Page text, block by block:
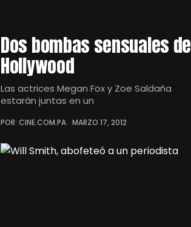
Dos bombas sensuales de
Hollywood
Las actrices Megan Fox y Zoe Saldaña
estarán juntas en un
POR: CINE.COM.PA MARZO 17, 2012